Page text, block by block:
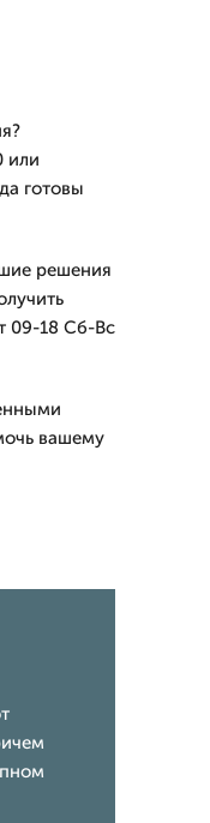
или
готовы
решения
09-18 Сб-Вс
вашему